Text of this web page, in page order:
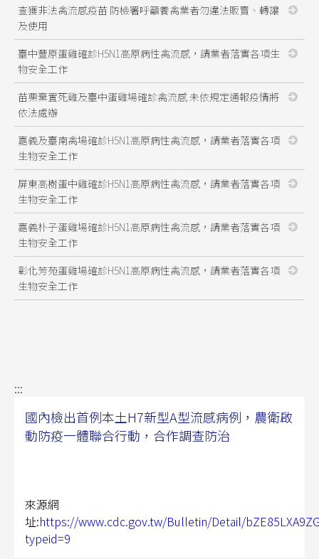
查獲非法禽流感疫苗 防檢署呼籲養禽業者勿違法販賣、轉讓
及使用
臺中豐原蛋雞確診H5N1高原病性禽流感，請業者落實各項生
物安全工作
苗栗棄置死雞及臺中蛋雞場確診禽流感 未依規定通報疫情將
依法處辦
嘉義及臺南禽場確診H5N1高原病性禽流感，請業者落實各項
生物安全工作
屏東高樹蛋中雞確診H5N1高原病性禽流感，請業者落實各項
生物安全工作
嘉義朴子蛋雞場確診H5N1高原病性禽流感，請業者落實各項
生物安全工作
彰化芳苑蛋雞場確診H5N1高原病性禽流感，請業者落實各項
生物安全工作
:::
國內檢出首例本土H7新型A型流感病例，農衛啟
動防疫一體聯合行動，合作調查防治
來源網
址:https://www.cdc.gov.tw/Bulletin/Detail/
typeid=9